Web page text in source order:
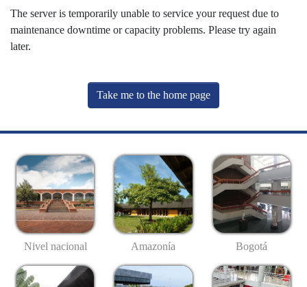
The server is temporarily unable to service your request due to
maintenance downtime or capacity problems. Please try again
later.
Take me to the home page
Nivel nacional Amazonía Bogotá